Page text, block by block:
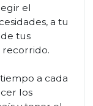
el
a tu
tus
recorrido.
a cada
los